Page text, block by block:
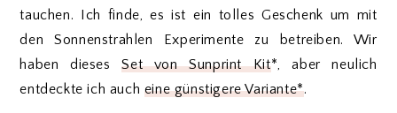
tauchen. Ich finde, es ist ein tolles Geschenk um mit
den Sonnenstrahlen Experimente zu betreiben. Wir
haben diesesSet von Sunprint Kit*, aber neulich
entdeckte ich auch eine günstigere Variante*.